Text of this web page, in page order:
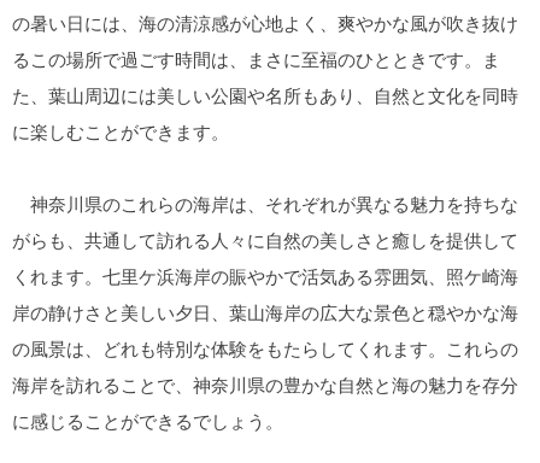
の暑い日には、海の清涼感が心地よく、爽やかな風が吹き抜け
るこの場所で過ごす時間は、まさに至福のひとときです。ま
た、葉山周辺には美しい公園や名所もあり、自然と文化を同時
に楽しむことができます。
神奈川県のこれらの海岸は、それぞれが異なる魅力を持ちな
がらも、共通して訪れる人々に自然の美しさと癒しを提供して
くれます。七里ケ浜海岸の賑やかで活気ある雰囲気、照ケ崎海
岸の静けさと美しい夕日、葉山海岸の広大な景色と穏やかな海
の風景は、どれも特別な体験をもたらしてくれます。これらの
海岸を訪れることで、神奈川県の豊かな自然と海の魅力を存分
に感じることができるでしょう。